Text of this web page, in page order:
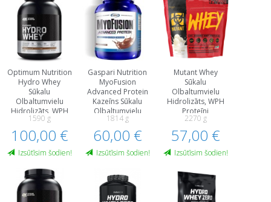
Optimum Nutrition
Hydro Whey
Sūkalu
Olbaltumvielu
Hidrolizāts, WPH
Proteīni
1590 g
100,00 €
Izsūtīsim šodien!
Gaspari Nutrition
MyoFusion
Advanced Protein
Kazeīns Sūkalu
Olbaltumvielu
Hidrolizāts, WPH
Proteīni
1814 g
60,00 €
Izsūtīsim šodien!
Mutant Whey
Sūkalu
Olbaltumvielu
Hidrolizāts, WPH
Proteīni
2270 g
57,00 €
Izsūtīsim šodien!